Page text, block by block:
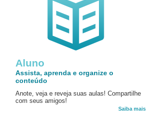
Aluno
Assista, aprenda e organize o
conteúdo
Anote, veja e reveja suas aulas! Compartilhe
com seus amigos!
Saiba mais